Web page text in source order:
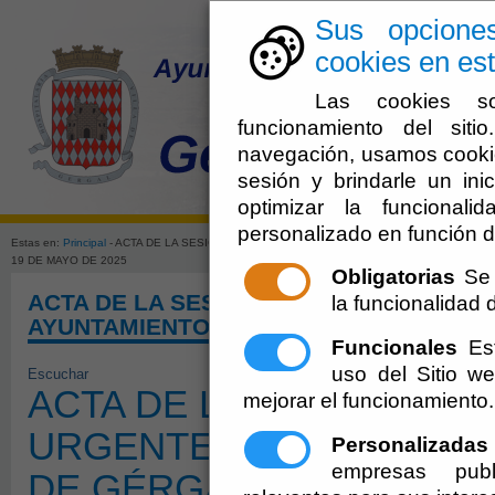
Sus
cookies en
Las cookies
funcionamiento del
navegación, usamos
sesión y brindarle un
optimizar la
personalizado en función
Obligatorias
la funcionalidad
Funcionales
uso del Sitio
mejorar el funcionamiento.
Personalizadas
empresas
El
Estas en: Principal - ACTA DE LA SESIÓN EXTRAORDINARIA Y URGENTE DEL PLENO DEL
19 DE MAYO DE 2025
ACTA DE LA SESIÓN EXTRAORDINARIA
AYUNTAMIENTO DE GÉRGAL DE 19 DE
Escuchar
ACTA DE LA SESIÓN
URGENTE DEL PLENO